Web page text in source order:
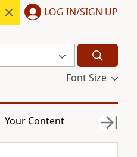
LOG IN/SIGN UP
Font Size
Your Content